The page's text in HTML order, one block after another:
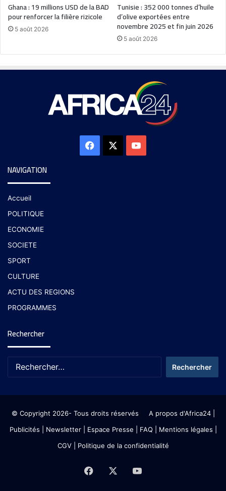
Ghana : 19 millions USD de la BAD
pour renforcer la filière rizicole
5 août 2026
Tunisie : 352 000 tonnes d’huile
d’olive exportées entre
novembre 2025 et fin juin 2026
5 août 2026
NAVIGATION
Accueil
POLITIQUE
ECONOMIE
SOCIETE
SPORT
CULTURE
ACTU DES REGIONS
PROGRAMMES
Rechercher
© Copyright 2026- Tous droits réservés A propos d'Africa24|
Publicités
Newsletter| Espace Presse | FAQ | Mentions légales
CGV| Politique de la confidentialité